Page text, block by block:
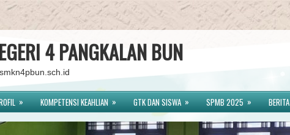
4 PANGKALAN BUN
» KOMPETENSI KEAHLIAN » GTK DAN SISWA » SPMB 2025 » BERITA